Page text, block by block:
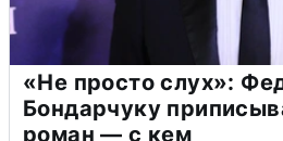
«Не просто слух»:
Бондарчуку
роман — с кем